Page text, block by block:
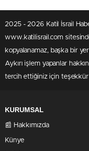
2025 - 2026 Katil İsrail
www.katilisrail.com
kopyalanamaz, başka bir
Aykırı işlem yapanlar
tercih ettiğiniz için
KURUMSAL
📰 Hakkımızda
Künye